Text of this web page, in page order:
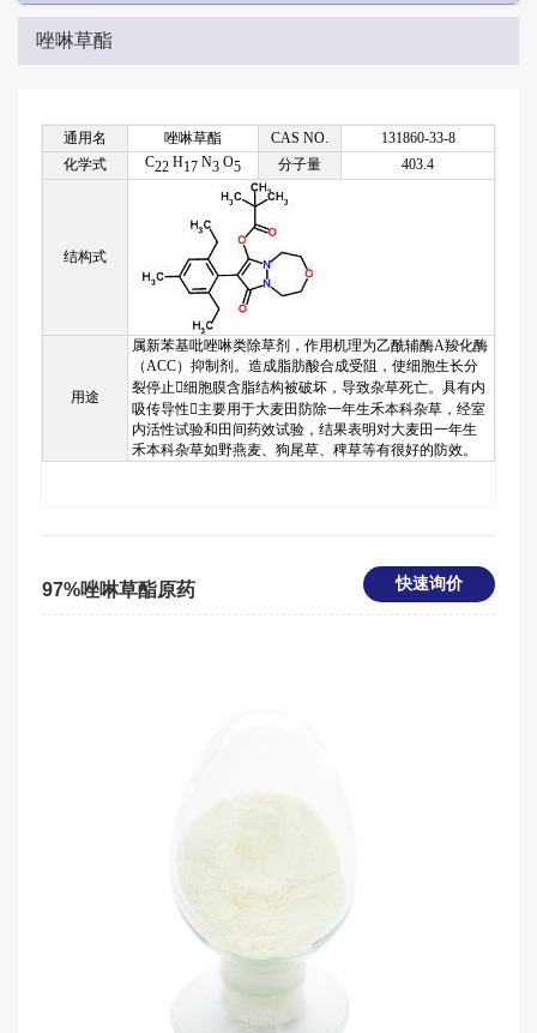
唑啉草酯
通用名 唑啉草酯 CAS NO.
131860-33-8
化学式
C22 H17 N3 O5 分子量 403.4
结构式
用途
属新苯基吡唑啉类除草剂，作用机理为乙酰辅酶A羧化酶
（ACC）抑制剂。造成脂肪酸合成受阻，使细胞生长分
裂停止细胞膜含脂结构被破坏，导致杂草死亡。具有内
吸传导性主要用于大麦田防除一年生禾本科杂草，经室
内活性试验和田间药效试验，结果表明对大麦田一年生
禾本科杂草如野燕麦、狗尾草、稗草等有很好的防效。
97%唑啉草酯原药 快速询价